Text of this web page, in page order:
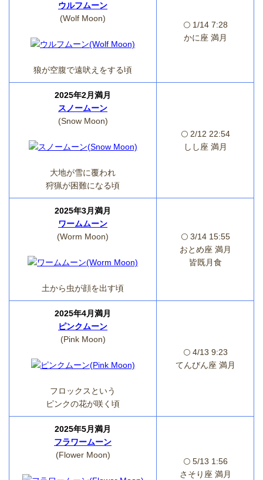
ウルフムーン
(Wolf Moon)
狼が空腹で遠吠えをする頃
🌕 1/14 7:28
かに座 満月
2025年2月満月
スノームーン
(Snow Moon)
大地が雪に覆われ
狩猟が困難になる頃
🌕 2/12 22:54
しし座 満月
2025年3月満月
ワームムーン
(Worm Moon)
土から虫が顔を出す頃
🌕 3/14 15:55
おとめ座 満月
皆既月食
2025年4月満月
ピンクムーン
(Pink Moon)
フロックスという
ピンクの花が咲く頃
🌕 4/13 9:23
てんびん座 満月
2025年5月満月
フラワームーン
(Flower Moon)
🌕 5/13 1:56
さそり座 満月